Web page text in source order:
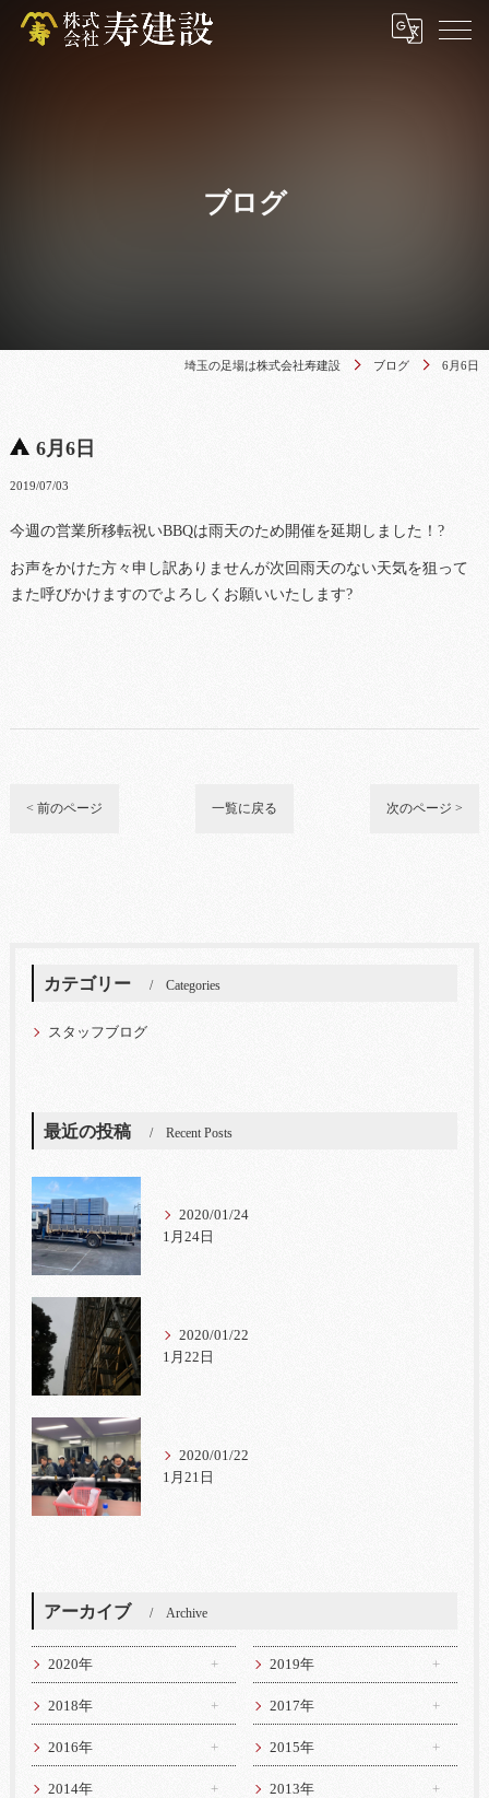
ブログ
埼玉の足場は株式会社寿建設 ブログ 6月6日
6月6日
2019/07/03
今週の営業所移転祝いBBQは雨天のため開催を延期しました！?
お声をかけた方々申し訳ありませんが次回雨天のない天気を狙って
また呼びかけますのでよろしくお願いいたします?
< 前のページ 一覧に戻る 次のページ >
カテゴリー Categories
スタッフブログ
最近の投稿 Recent Posts
2020/01/24
1月24日
2020/01/22
1月22日
2020/01/22
1月21日
アーカイブ Archive
2020年 2019年
2018年 2017年
2016年 2015年
2014年 2013年